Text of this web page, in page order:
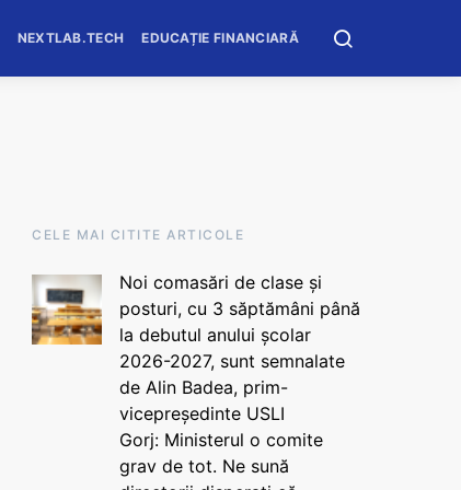
NEXTLAB.TECH EDUCAȚIE FINANCIARĂ
CELE MAI CITITE ARTICOLE
Noi comasări de clase și
posturi, cu 3 săptămâni până
la debutul anului școlar
2026-2027, sunt semnalate
de Alin Badea, prim-
vicepreședinte USLI
Gorj: Ministerul o comite
grav de tot. Ne sună